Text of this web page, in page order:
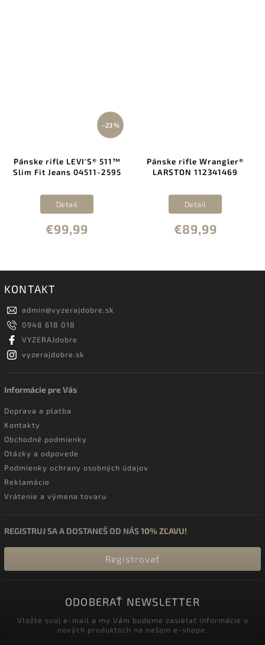
–23 %
Pánske rifle LEVI'S® 511™
Slim Fit Jeans 04511-2595
€99,99
Detail
Pánske rifle Wrangler®
LARSTON 112341469
€89,99
Detail
KONTAKT
admin@vyzerajdobre.sk
0948 618 018
VYZERAJdobre
vyzerajdobre.sk
Informácie pre Vás
Doprava a platba
Kontakty
Obchodné podmienky
Otázky a odpovede
Podmienky ochrany osobných údajov
Reklamácie
Vrátenie a výmena tovaru
REGISTRUJ SA A DOSTANEŠ OD NÁS10% ZĽAVU!
Registrovať
ODOBERAŤ NEWSLETTER
Vložte svoj e-mail a my Vám budeme zasielať informácie o
nových produktoch na našom e-shope.